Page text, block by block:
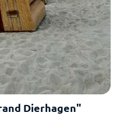
Dierhagen"